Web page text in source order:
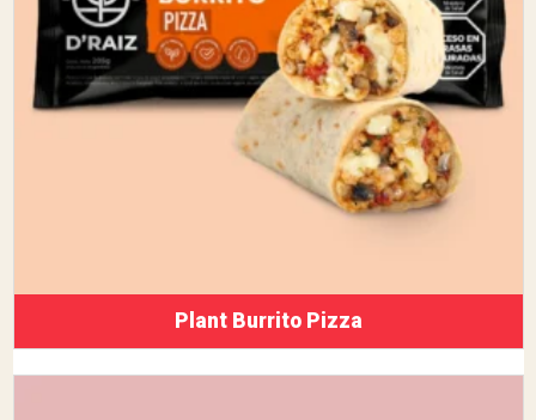
Plant Burrito Pizza